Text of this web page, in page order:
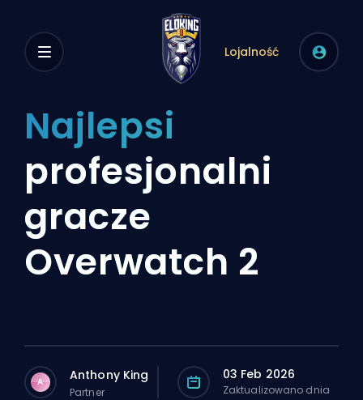
Lojalność
Najlepsi
profesjonalni
gracze
Overwatch 2
A Anthony King
Partner
03 Feb 2026
Zaktualizowano dnia